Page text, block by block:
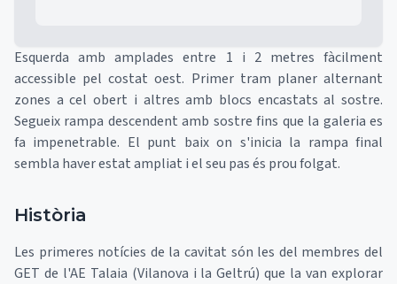
Esquerda amb amplades entre 1 i 2 metres fàcilment
accessible pel costat oest. Primer tram planer alternant
zones a cel obert i altres amb blocs encastats al sostre.
Segueix rampa descendent amb sostre fins que la galeria es
fa impenetrable. El punt baix on s'inicia la rampa final
sembla haver estat ampliat i el seu pas és prou folgat.
Història
Les primeres notícies de la cavitat són les del membres del
GET de l'AE Talaia (Vilanova i la Geltrú) que la van explorar